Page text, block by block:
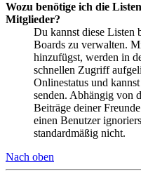
Wozu benötige ich die
Mitglieder?
Du kannst diese Listen
Boards zu verwalten.
hinzufügst, werden in
schnellen Zugriff
Onlinestatus und
senden. Abhängig von
Beiträge deiner
einen Benutzer
standardmäßig nicht.
Nach oben